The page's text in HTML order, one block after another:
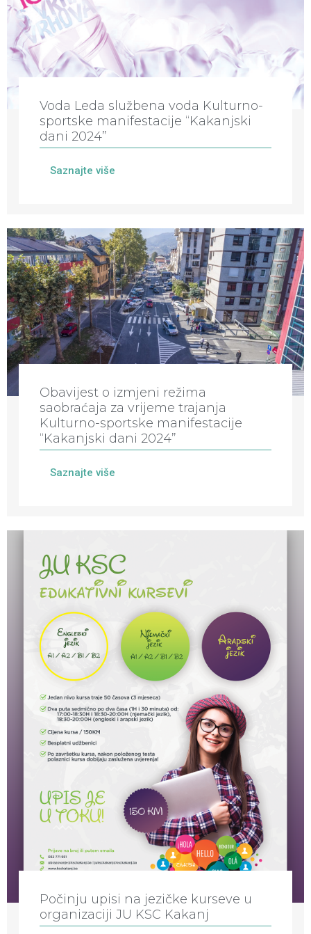
Voda Leda službena voda Kulturno-
sportske manifestacije “Kakanjski
dani 2024”
Saznajte više
Obavijest o izmjeni režima
saobraćaja za vrijeme trajanja
Kulturno-sportske manifestacije
“Kakanjski dani 2024”
Saznajte više
Počinju upisi na jezičke kurseve u
organizaciji JU KSC Kakanj